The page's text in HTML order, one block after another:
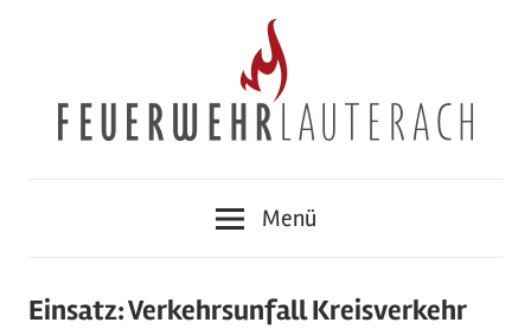
Lauterach
Menü
Einsatz: Verkehrsunfall Kreisverkehr